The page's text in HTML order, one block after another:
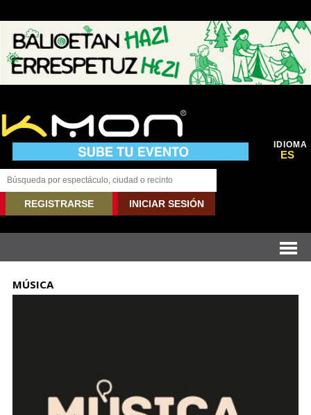
IDIOMA
ES
REGISTRARSE INICIAR SESIÓN
MÚSICA